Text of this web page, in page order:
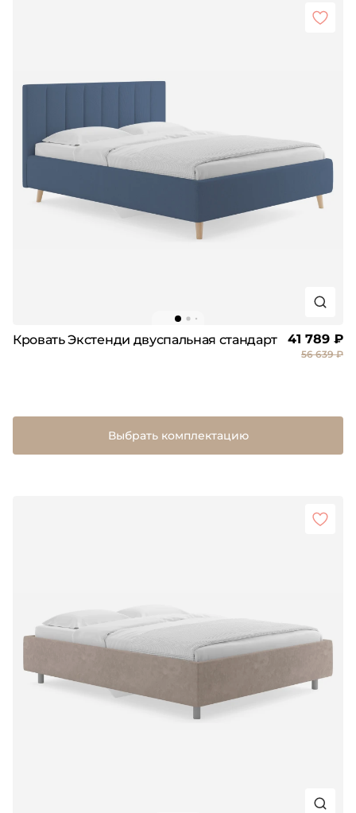
Кровать Экстенди двуспальная стандарт 41 789 ₽
56 639 ₽
Выбрать комплектацию